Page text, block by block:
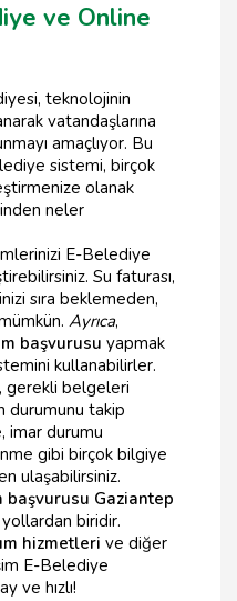
ve Online
teknolojinin
vatandaşlarına
amaçlıyor. Bu
sistemi, birçok
olanak
neler
E-Belediye
Su faturası,
sıra beklemeden,
Ayrıca,
başvurusu yapmak
kullanabilirler.
gerekli belgeleri
durumunu takip
imar durumu
gibi birçok bilgiye
ulaşabilirsiniz.
başvurusu Gaziantep
biridir.
hizmetleri ve diğer
E-Belediye
ve hızlı!